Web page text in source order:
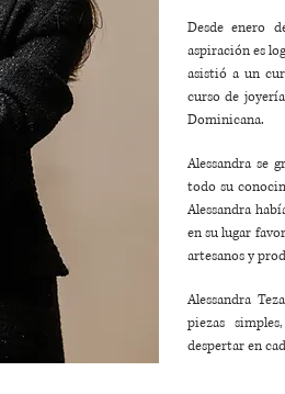
Desde enero
aspiración es
asistió a un
curso de
Dominicana.
Alessandra se
todo su
Alessandra
en su lugar
artesanos y
Alessandra
piezas
despertar en